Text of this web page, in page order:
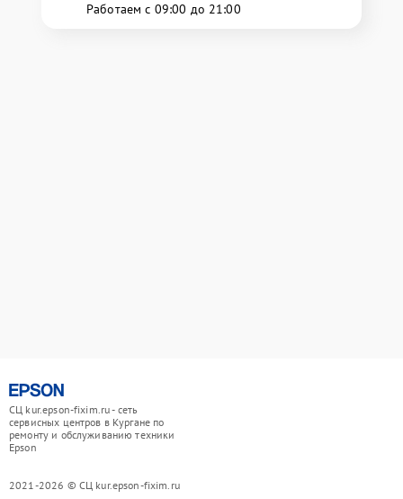
Работаем с 09:00 до 21:00
СЦ kur.epson-fixim.ru - сеть
сервисных центров в Кургане по
ремонту и обслуживанию техники
Epson
2021-2026 © СЦ kur.epson-fixim.ru